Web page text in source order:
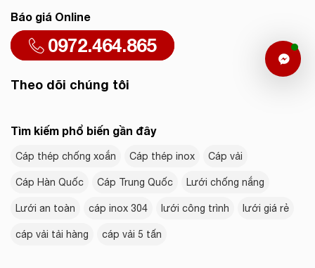
Báo giá Online
0972.464.865
Theo dõi chúng tôi
Tìm kiếm phổ biến gần đây
Cáp thép chống xoắn Cáp thép inox Cáp vải
Cáp Hàn Quốc Cáp Trung Quốc Lưới chống nắng
Lưới an toàn cáp inox 304 lưới công trình lưới giá rẻ
cáp vải tải hàng cáp vải 5 tấn